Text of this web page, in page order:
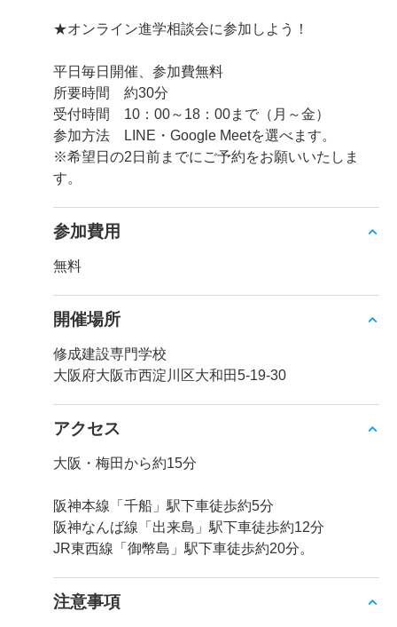
★オンライン進学相談会に参加しよう！
平日毎日開催、参加費無料
所要時間 約30分
受付時間 10：00～18：00まで（月～金）
参加方法 LINE・Google Meetを選べます。
※希望日の2日前までにご予約をお願いいたしま
す。
参加費用
無料
開催場所
修成建設専門学校
大阪府大阪市西淀川区大和田5-19-30
アクセス
大阪・梅田から約15分
阪神本線「千船」駅下車徒歩約5分
阪神なんば線「出来島」駅下車徒歩約12分
JR東西線「御幣島」駅下車徒歩約20分。
注意事項